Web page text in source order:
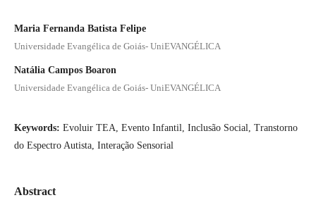
Maria Fernanda Batista Felipe
Universidade Evangélica de Goiás- UniEVANGÉLICA
Natália Campos Boaron
Universidade Evangélica de Goiás- UniEVANGÉLICA
Keywords: Evoluir TEA, Evento Infantil, Inclusão Social, Transtorno
do Espectro Autista, Interação Sensorial
Abstract